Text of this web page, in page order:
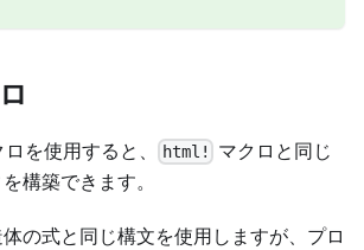
ロを使用すると、 html! マクロと同じ
構築できます。
の式と同じ構文を使用しますが、プロ